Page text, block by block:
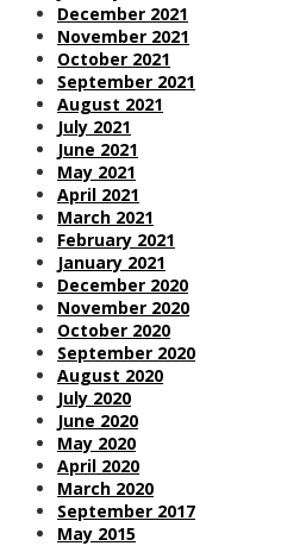
December 2021
November 2021
October 2021
September 2021
August 2021
July 2021
June 2021
May 2021
April 2021
March 2021
February 2021
January 2021
December 2020
November 2020
October 2020
September 2020
August 2020
July 2020
June 2020
May 2020
April 2020
March 2020
September 2017
May 2015